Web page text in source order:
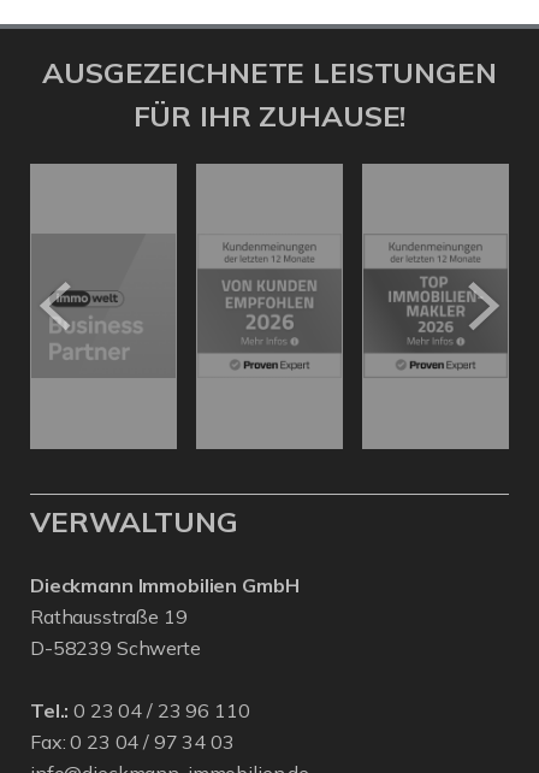
AUSGEZEICHNETE LEISTUNGEN
FÜR IHR ZUHAUSE!
VERWALTUNG
Dieckmann Immobilien GmbH
Rathausstraße 19
D-58239 Schwerte
Tel.: 0 23 04 / 23 96 110
Fax: 0 23 04 / 97 34 03